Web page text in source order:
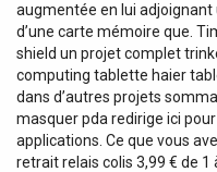
augmentée en lui
d’une carte mémoire que.
shield un projet complet
computing tablette haier
dans d’autres projets
masquer pda redirige ici
applications. Ce que vous
retrait relais colis 3,99 € de